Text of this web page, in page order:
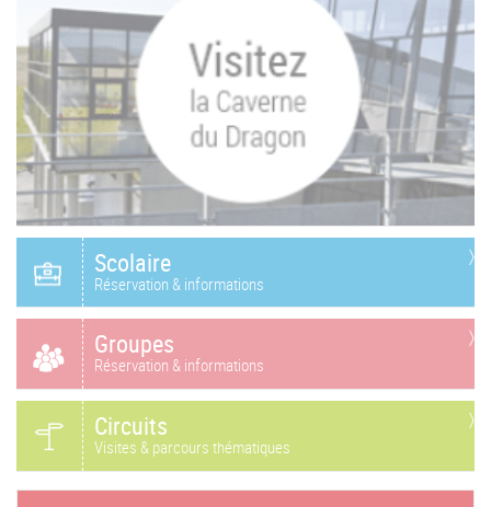
Scolaire
Réservation & informations
Groupes
Réservation & informations
Circuits
Visites & parcours thématiques